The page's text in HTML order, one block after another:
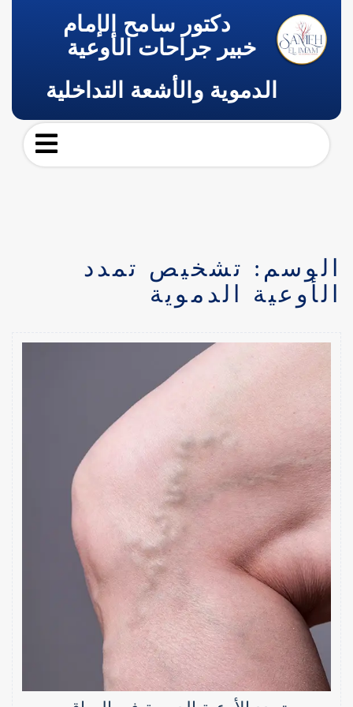
دكتور سامح الإمام
خبير جراحات الأوعية
الدموية والأشعة التداخلية
الوسم: تشخيص تمدد
الأوعية الدموية